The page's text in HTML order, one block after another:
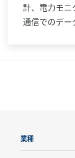
計、電力モ
通信でのデー
業種